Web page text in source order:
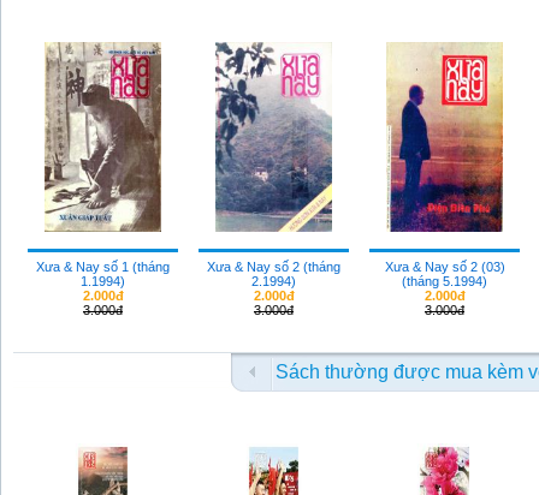
Xưa & Nay số 1 (tháng
1.1994)
2.000đ
3.000đ
Xưa & Nay số 2 (tháng
2.1994)
2.000đ
3.000đ
Xưa & Nay số 2 (03)
(tháng 5.1994)
2.000đ
3.000đ
Sách thường được mua kèm